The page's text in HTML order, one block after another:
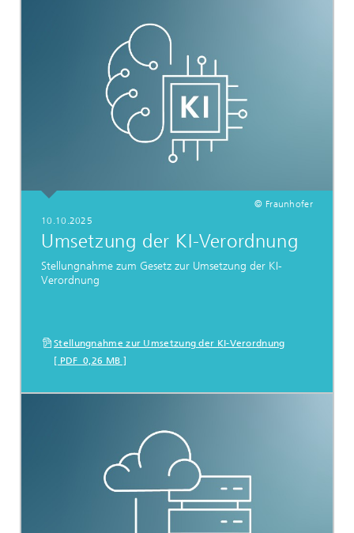
© Fraunhofer
10.10.2025
Umsetzung der KI-Verordnung
Stellungnahme zum Gesetz zur Umsetzung der KI-
Verordnung
Stellungnahme zur Umsetzung der KI-Verordnung
[ PDF 0,26 MB ]